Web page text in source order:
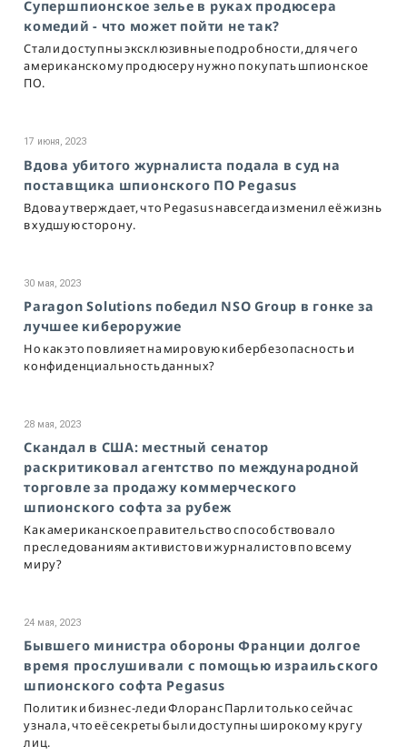
Супершпионское зелье в руках продюсера
комедий - что может пойти не так?
Стали доступны эксклюзивные подробности, для чего
американскому продюсеру нужно покупать шпионское
ПО.
17 июня, 2023
Вдова убитого журналиста подала в суд на
поставщика шпионского ПО Pegasus
Вдова утверждает, что Pegasus навсегда изменил её жизнь
в худшую сторону.
30 мая, 2023
Paragon Solutions победил NSO Group в гонке за
лучшее кибероружие
Но как это повлияет на мировую кибербезопасность и
конфиденциальность данных?
28 мая, 2023
Скандал в США: местный сенатор
раскритиковал агентство по международной
торговле за продажу коммерческого
шпионского софта за рубеж
Как американское правительство способствовало
преследованиям активистов и журналистов по всему
миру?
24 мая, 2023
Бывшего министра обороны Франции долгое
время прослушивали с помощью израильского
шпионского софта Pegasus
Политик и бизнес-леди Флоранс Парли только сейчас
узнала, что её секреты были доступны широкому кругу
лиц.